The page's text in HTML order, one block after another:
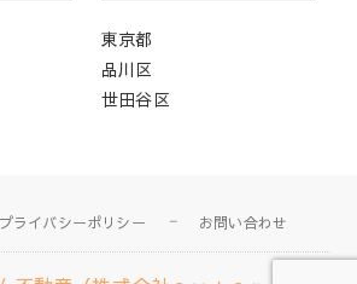
東京都
品川区
世田谷区
プライバシーポリシー お問い合わせ